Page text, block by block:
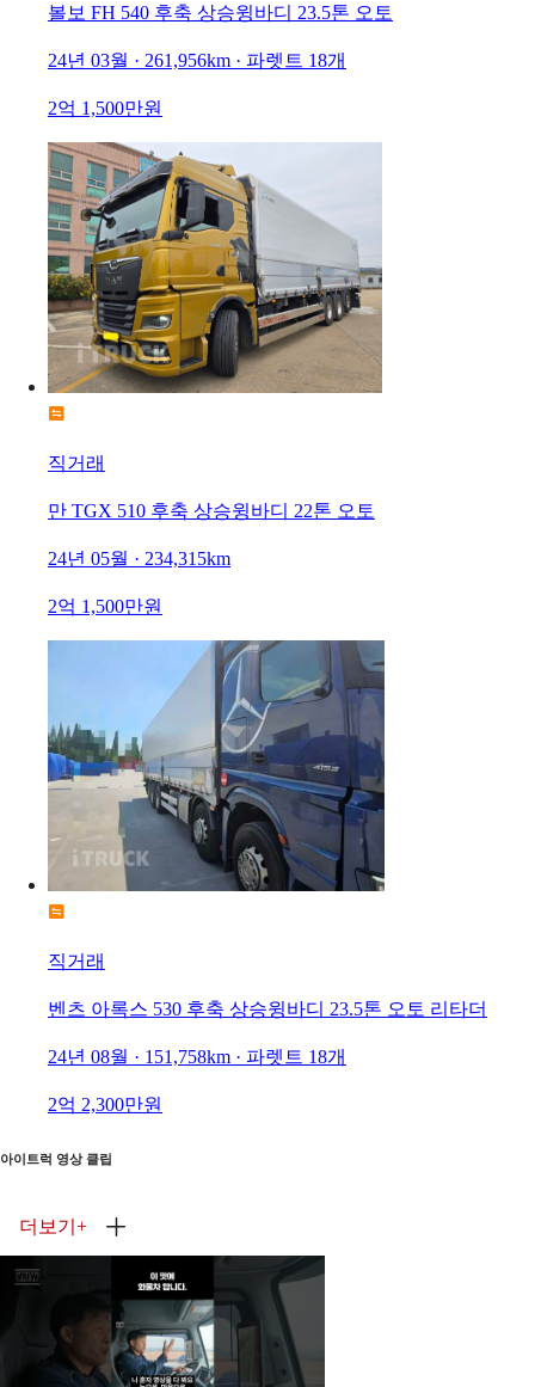
볼보 FH 540 후축 상승윙바디 23.5톤 오토
24년 03월 · 261,956km · 파렛트 18개
2억 1,500만원
직거래
만 TGX 510 후축 상승윙바디 22톤 오토
24년 05월 · 234,315km
2억 1,500만원
직거래
벤츠 아록스 530 후축 상승윙바디 23.5톤 오토 리타더
24년 08월 · 151,758km · 파렛트 18개
2억 2,300만원
아이트럭 영상 클립
더보기 +